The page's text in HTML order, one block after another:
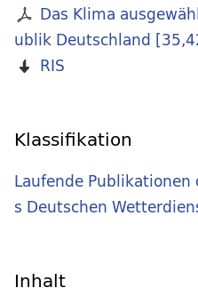
Das Klima
ublik Deutschland [
RIS
Klassifikation
Laufende Publikationen
s Deutschen
Inhalt